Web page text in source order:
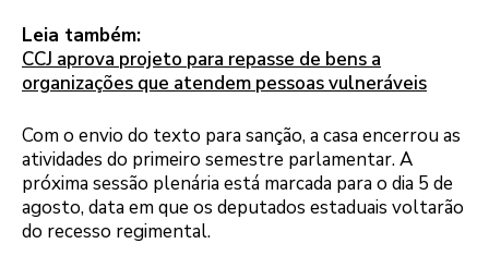
Leia também:
CCJ aprova projeto para repasse de bens a
organizações que atendem pessoas vulneráveis
Com o envio do texto para sanção, a casa encerrou as
atividades do primeiro semestre parlamentar. A
próxima sessão plenária está marcada para o dia 5 de
agosto, data em que os deputados estaduais voltarão
do recesso regimental.